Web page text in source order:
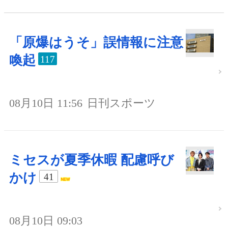
「原爆はうそ」誤情報に注意
喚起 117
08月10日 11:56 日刊スポーツ
ミセスが夏季休暇 配慮呼び
かけ
41
08月10日 09:03